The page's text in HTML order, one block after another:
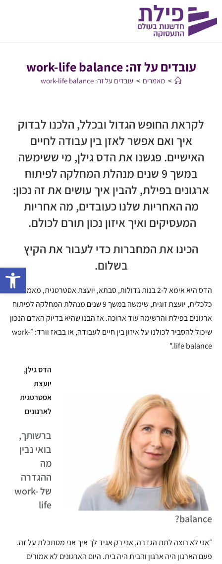
עובדים על זה: work-life balance
> מאמרים > עובדים על זה: work-life balance
לקראת החופש הגדול ובכלל, הלכנו לבדוק
איך ואם אפשר לאזן בין עבודה לחיים
האישיים. פגשנו את הדס גילן, מי ששימשה
במשך 9 שנים מנהלת המחלקה לפיתוח
ארגונים בפילת, להבין איך עושים את זה נכון:
מה האחריות שלנו כעובדים, מה אחריות
המעסיקים ואיך איזון נכון תורם לכולם.
הכינו את המחברות כדי לעבור את הקיץ
בשלום.
הדס היא אימא ל-2 בנות גדולות, סבתא, יועצת אסטרטגית, מאמנת
כלכלית, יועצת זוגית, שימשה במשך 9 שנים מנהלת המחלקה לפיתוח
ארגונים בפילת והרשימה עוד ארוכה. אז הבנו שהיא בדיוק האדם הנכון
שיכול להסביר לכולנו על איזון בין חיים לעבודה, או בבאז וורד: ״work-
life balance."
הדס גילן,
יועצת
אסטרטגית
לארגונים
ברשותך,
בואי נבין
מה
ההגדרה
של work-
life
balance?
״אני לא רוצה לתת הגדרה, אני רק אגיד לך איך אני מסתכלת על זה.
פעם הארגון היה ארגון והבית היה בית. היום הארגונים לא אמורים